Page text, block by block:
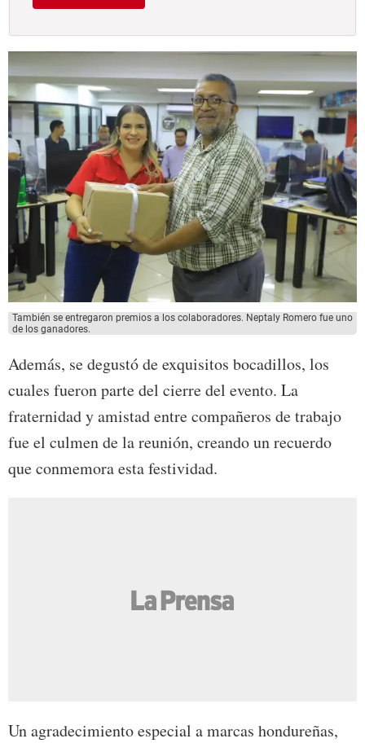
También se entregaron premios a los colaboradores. Neptaly Romero fue uno
de los ganadores.
Además, se degustó de exquisitos bocadillos, los
cuales fueron parte del cierre del evento. La
fraternidad y amistad entre compañeros de trabajo
fue el culmen de la reunión, creando un recuerdo
que conmemora esta festividad.
Un agradecimiento especial a marcas hondureñas,